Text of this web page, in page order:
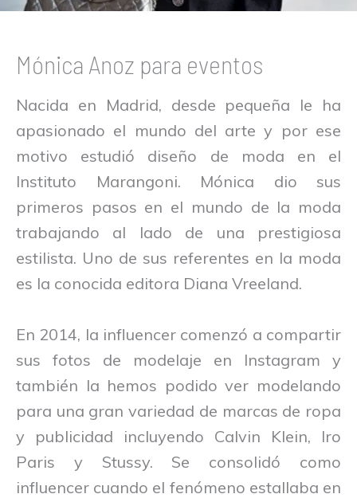
Mónica Anoz para eventos
Nacida en Madrid, desde pequeña le ha
apasionado el mundo del arte y por ese
motivo estudió diseño de moda en el
Instituto Marangoni. Mónica dio sus
primeros pasos en el mundo de la moda
trabajando al lado de una prestigiosa
estilista. Uno de sus referentes en la moda
es la conocida editora Diana Vreeland.
En 2014, la influencer comenzó a compartir
sus fotos de modelaje en Instagram y
también la hemos podido ver modelando
para una gran variedad de marcas de ropa
y publicidad incluyendo Calvin Klein, Iro
Paris y Stussy. Se consolidó como
influencer cuando el fenómeno estallaba en